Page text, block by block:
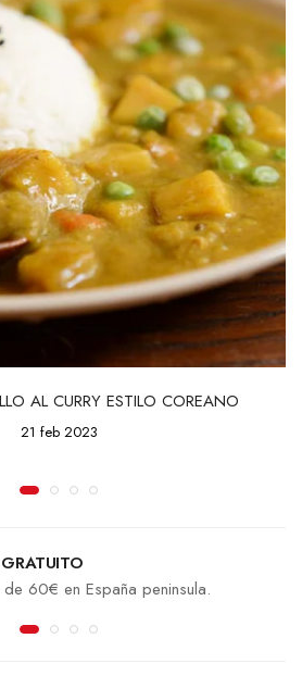
AL CURRY ESTILO COREANO
21 feb 2023
60€ en España peninsula.